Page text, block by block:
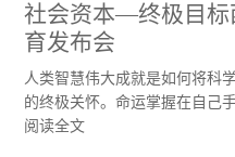
社会资本—终极目标
育发布会
人类智慧伟大成就是如何将科
的终极关怀。命运掌握在自己
阅读全文